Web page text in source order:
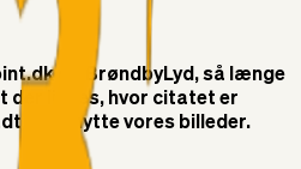
og BrøndbyLyd, så længe
der linkes, hvor citatet er
at benytte vores billeder.